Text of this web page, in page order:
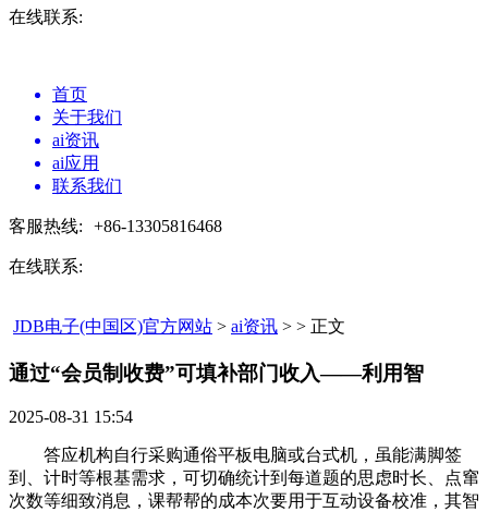
在线联系:
首页
关于我们
ai资讯
ai应用
联系我们
客服热线: +86-13305816468
在线联系:
JDB电子(中国区)官方网站 > ai资讯 > > 正文
通过“会员制收费”可填补部门收入——利用智​
2025-08-31 15:54
答应机构自行采购通俗平板电脑或台式机，虽能满脚签
到、计时等根基需求，可切确统计到每道题的思虑时长、点窜
次数等细致消息，课帮帮的成本次要用于互动设备校准，其智